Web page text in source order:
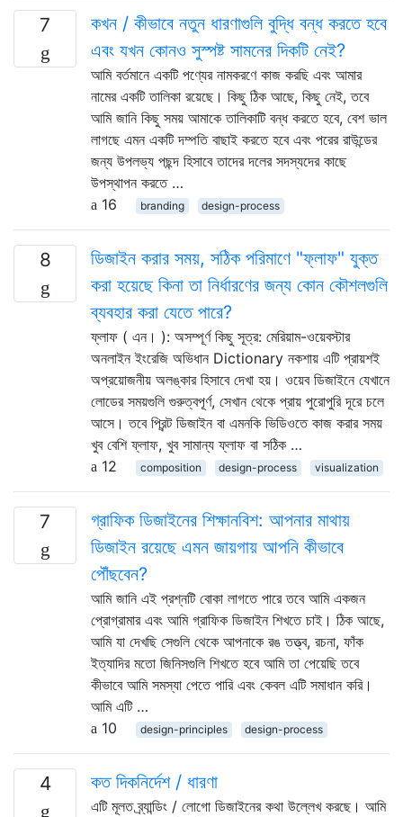
7
কখন / কীভাবে নতুন ধারণাগুলি বুদ্ধি বন্ধ করতে হবে
এবং যখন কোনও সুস্পষ্ট সামনের দিকটি নেই?
আমি বর্তমানে একটি পণ্যের নামকরণে কাজ করছি এবং আমার
নামের একটি তালিকা রয়েছে। কিছু ঠিক আছে, কিছু নেই, তবে
আমি জানি কিছু সময় আমাকে তালিকাটি বন্ধ করতে হবে, বেশ ভাল
লাগছে এমন একটি দম্পতি বাছাই করতে হবে এবং পরের রাউন্ডের
জন্য উপলভ্য পছন্দ হিসাবে তাদের দলের সদস্যদের কাছে
উপস্থাপন করতে …
16
branding design-process
8
ডিজাইন করার সময়, সঠিক পরিমাণে "ফ্লাফ" যুক্ত
করা হয়েছে কিনা তা নির্ধারণের জন্য কোন কৌশলগুলি
ব্যবহার করা যেতে পারে?
ফ্লাফ ( এন। ): অসম্পূর্ণ কিছু সূত্র: মেরিয়াম-ওয়েবস্টার
অনলাইন ইংরেজি অভিধান Dictionary নকশায় এটি প্রায়শই
অপ্রয়োজনীয় অলঙ্কার হিসাবে দেখা হয়। ওয়েব ডিজাইনে যেখানে
লোডের সময়গুলি গুরুত্বপূর্ণ, সেখান থেকে প্রায় পুরোপুরি দূরে চলে
আসে। তবে প্রিন্ট ডিজাইন বা এমনকি ভিডিওতে কাজ করার সময়
খুব বেশি ফ্লাফ, খুব সামান্য ফ্লাফ বা সঠিক …
12
composition design-process visualization
7
গ্রাফিক ডিজাইনের শিক্ষানবিশ: আপনার মাথায়
ডিজাইন রয়েছে এমন জায়গায় আপনি কীভাবে
পৌঁছবেন?
আমি জানি এই প্রশ্নটি বোকা লাগতে পারে তবে আমি একজন
প্রোগ্রামার এবং আমি গ্রাফিক ডিজাইন শিখতে চাই। ঠিক আছে,
আমি যা দেখছি সেগুলি থেকে আপনাকে রঙ তত্ত্ব, রচনা, ফাঁক
ইত্যাদির মতো জিনিসগুলি শিখতে হবে আমি তা পেয়েছি তবে
কীভাবে আমি সমস্যা পেতে পারি এবং কেবল এটি সমাধান করি।
আমি এটি …
10
design-principles design-process
4 কত দিকনির্দেশ / ধারণা
এটি মূলত ব্র্যান্ডিং / লোগো ডিজাইনের কথা উল্লেখ করছে। আমি